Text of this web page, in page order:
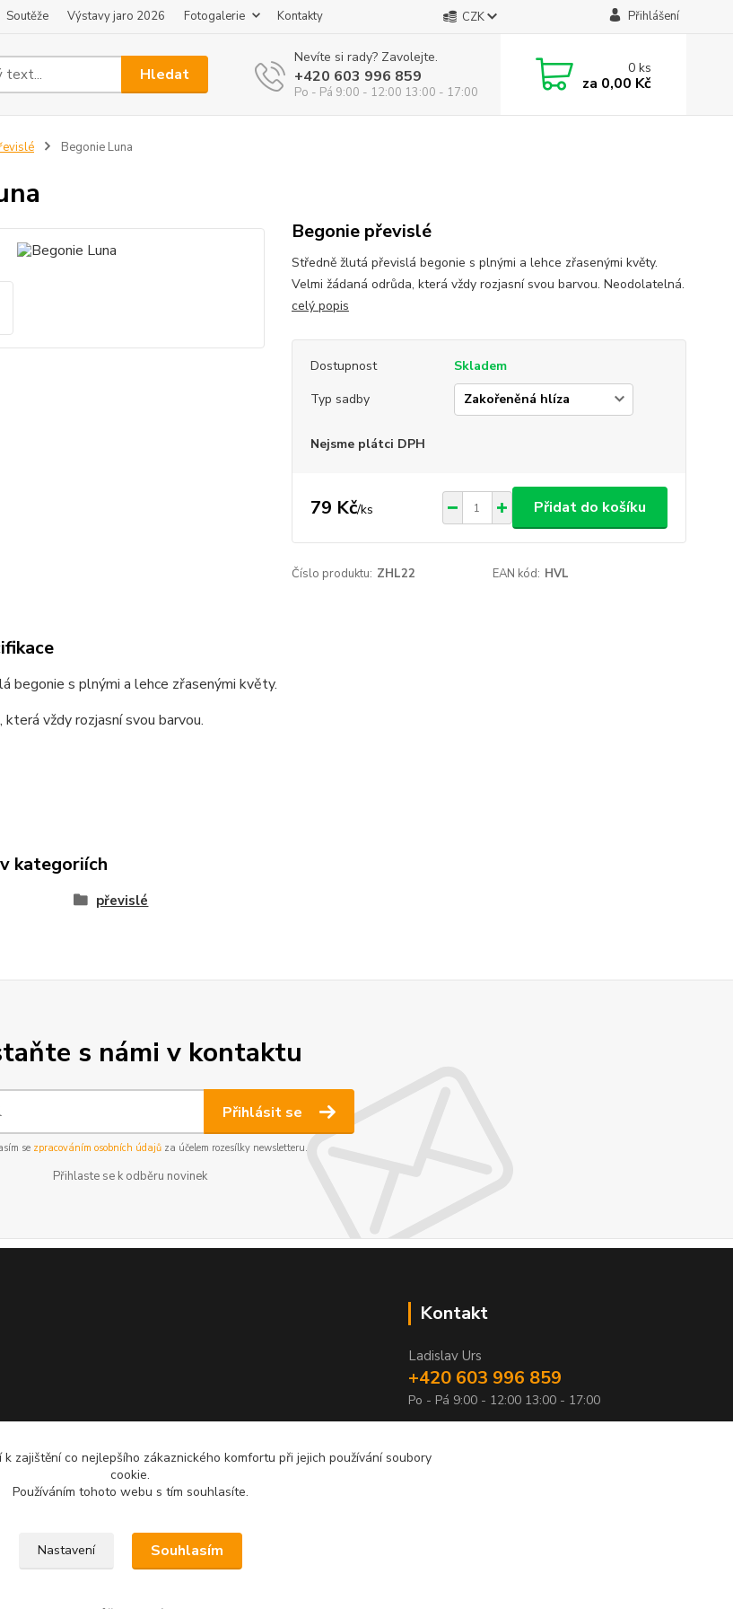
Soutěže Výstavy jaro 2026 Fotogalerie Kontakty CZK Přihlášení
Hledat
Nevíte si rady? Zavolejte.
+420 603 996 859
Po - Pá 9:00 - 12:00 13:00 - 17:00
0ks
za 0,00 Kč
Begonie Luna
Begonie převislé
Středně žlutá převislá begonie s plnými a lehce zřasenými květy.
Velmi žádaná odrůda, která vždy rozjasní svou barvou. Neodolatelná.
celý popis
Dostupnost
Skladem
Typ sadby
Nejsme plátci DPH
79 Kč/ks Přidat do košíku
Číslo produktu: ZHL22 EAN kód: HVL
begonie s plnými a lehce zřasenými květy.
která vždy rozjasní svou barvou.
kategoriích
převislé
s námi v kontaktu
Přihlásit se
se zpracováním osobních údajů za účelem rozesílky newsletteru.
Přihlaste se k odběru novinek
Kontakt
Ladislav Urs
+420 603 996 859
Po - Pá 9:00 - 12:00 13:00 - 17:00
zajištění co nejlepšího zákaznického komfortu při jejich používání soubory
cookie.
Používáním tohoto webu s tím souhlasíte.
Nastavení Souhlasím